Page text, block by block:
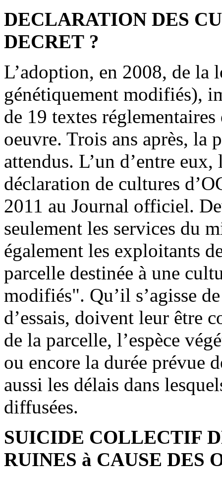
DECLARATION DES
DECRET ?
L’adoption, en 2008, de la
génétiquement modifiés),
de 19 textes
oeuvre. Trois ans après, la
attendus. L’un d’entre
déclaration de cultures
2011 au Journal officiel.
seulement les services du
également les exploitants
parcelle destinée à une
modifiés". Qu’il s’agisse
d’essais, doivent leur être
de la parcelle, l’espèce
ou encore la durée prévue
aussi les délais dans
diffusées.
SUICIDE COLLECTIF
RUINES à CAUSE DES